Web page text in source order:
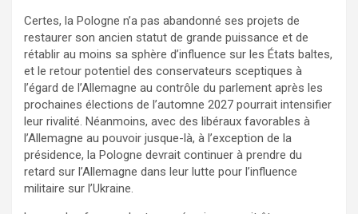
Certes, la Pologne n’a pas abandonné ses projets de
restaurer son ancien statut de grande puissance et de
rétablir au moins sa sphère d’influence sur les États baltes,
et le retour potentiel des conservateurs sceptiques à
l’égard de l’Allemagne au contrôle du parlement après les
prochaines élections de l’automne 2027 pourrait intensifier
leur rivalité. Néanmoins, avec des libéraux favorables à
l’Allemagne au pouvoir jusque-là, à l’exception de la
présidence, la Pologne devrait continuer à prendre du
retard sur l’Allemagne dans leur lutte pour l’influence
militaire sur l’Ukraine.